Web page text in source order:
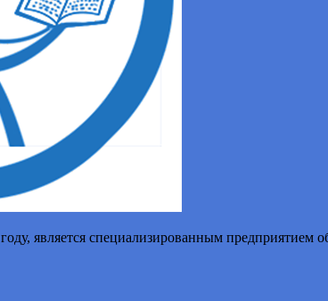
году, является специализированным предприятием